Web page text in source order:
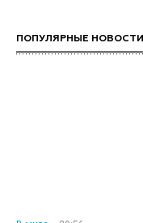
ПОПУЛЯРНЫЕ НОВОСТИ